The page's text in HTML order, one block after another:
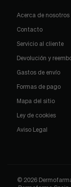
Acerca de nosotros
Contacto
Servicio al cliente
Devolución y
Gastos de envío
Formas de pago
Mapa del sitio
Ley de cookies
Aviso Legal
© 2026